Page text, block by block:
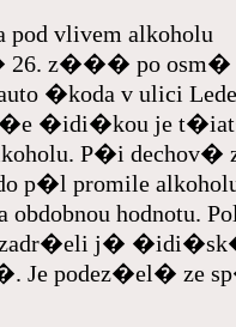
vlivem alkoholu
z��� po osm�
�koda v ulici
�idi�kou je
P�i
p�l promile
obdobnou
j�
Je podez�el� ze